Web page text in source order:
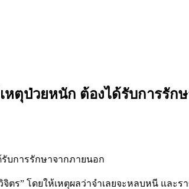
ตุป่วยหนัก ต้องได้รับการรัก
บการรักษาจากภายนอก
ร” โดยให้เหตุผลว่าจำเลยจะหลบหนี แล